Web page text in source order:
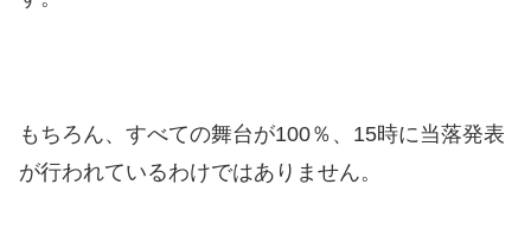
もちろん、すべての舞台が100％、15時に当落発表
が行われているわけではありません。